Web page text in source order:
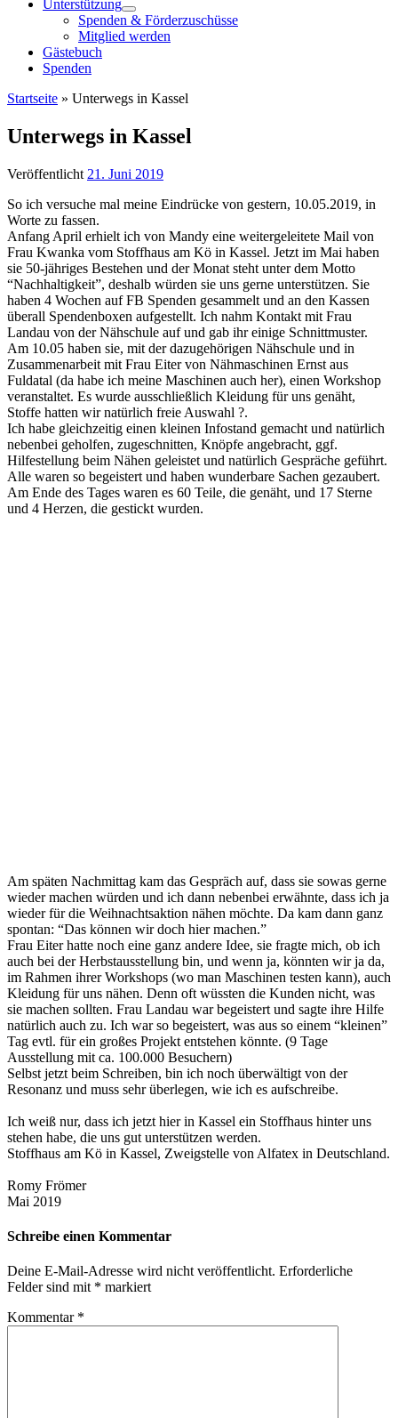
Unterstützung
Spenden & Förderzuschüsse
Mitglied werden
Gästebuch
Spenden
Startseite » Unterwegs in Kassel
Unterwegs in Kassel
Veröffentlicht 21. Juni 2019
So ich versuche mal meine Eindrücke von gestern, 10.05.2019, in
Worte zu fassen.
Anfang April erhielt ich von Mandy eine weitergeleitete Mail von
Frau Kwanka vom Stoffhaus am Kö in Kassel. Jetzt im Mai haben
sie 50-jähriges Bestehen und der Monat steht unter dem Motto
“Nachhaltigkeit”, deshalb würden sie uns gerne unterstützen. Sie
haben 4 Wochen auf FB Spenden gesammelt und an den Kassen
überall Spendenboxen aufgestellt. Ich nahm Kontakt mit Frau
Landau von der Nähschule auf und gab ihr einige Schnittmuster.
Am 10.05 haben sie, mit der dazugehörigen Nähschule und in
Zusammenarbeit mit Frau Eiter von Nähmaschinen Ernst aus
Fuldatal (da habe ich meine Maschinen auch her), einen Workshop
veranstaltet. Es wurde ausschließlich Kleidung für uns genäht,
Stoffe hatten wir natürlich freie Auswahl ?.
Ich habe gleichzeitig einen kleinen Infostand gemacht und natürlich
nebenbei geholfen, zugeschnitten, Knöpfe angebracht, ggf.
Hilfestellung beim Nähen geleistet und natürlich Gespräche geführt.
Alle waren so begeistert und haben wunderbare Sachen gezaubert.
Am Ende des Tages waren es 60 Teile, die genäht, und 17 Sterne
und 4 Herzen, die gestickt wurden.
Am späten Nachmittag kam das Gespräch auf, dass sie sowas gerne
wieder machen würden und ich dann nebenbei erwähnte, dass ich ja
wieder für die Weihnachtsaktion nähen möchte. Da kam dann ganz
spontan: “Das können wir doch hier machen.”
Frau Eiter hatte noch eine ganz andere Idee, sie fragte mich, ob ich
auch bei der Herbstausstellung bin, und wenn ja, könnten wir ja da,
im Rahmen ihrer Workshops (wo man Maschinen testen kann), auch
Kleidung für uns nähen. Denn oft wüssten die Kunden nicht, was
sie machen sollten. Frau Landau war begeistert und sagte ihre Hilfe
natürlich auch zu. Ich war so begeistert, was aus so einem “kleinen”
Tag evtl. für ein großes Projekt entstehen könnte. (9 Tage
Ausstellung mit ca. 100.000 Besuchern)
Selbst jetzt beim Schreiben, bin ich noch überwältigt von der
Resonanz und muss sehr überlegen, wie ich es aufschreibe.
Ich weiß nur, dass ich jetzt hier in Kassel ein Stoffhaus hinter uns
stehen habe, die uns gut unterstützen werden.
Stoffhaus am Kö in Kassel, Zweigstelle von Alfatex in Deutschland.
Romy Frömer
Mai 2019
Schreibe einen Kommentar
Deine E-Mail-Adresse wird nicht veröffentlicht. Erforderliche
Felder sind mit * markiert
Kommentar *